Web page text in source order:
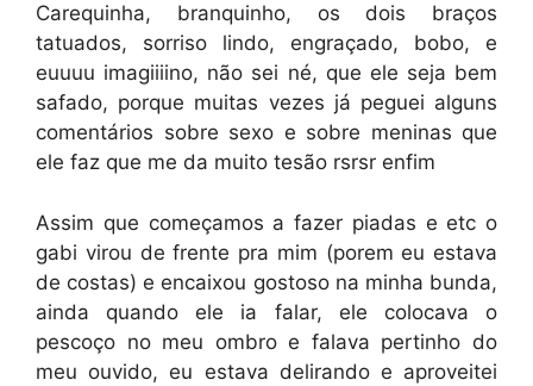
Carequinha, branquinho, os dois braços
tatuados, sorriso lindo, engraçado, bobo, e
euuuu imagiiiino, não sei né, que ele seja bem
safado, porque muitas vezes já peguei alguns
comentários sobre sexo e sobre meninas que
ele faz que me da muito tesão rsrsr enfim
Assim que começamos a fazer piadas e etc o
gabi virou de frente pra mim (porem eu estava
de costas) e encaixou gostoso na minha bunda,
ainda quando ele ia falar, ele colocava o
pescoço no meu ombro e falava pertinho do
meu ouvido, eu estava delirando e aproveitei